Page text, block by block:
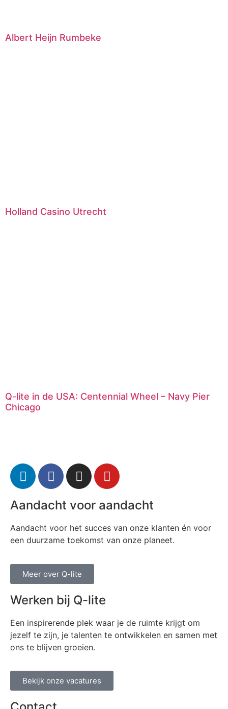
Albert Heijn Rumbeke
Holland Casino Utrecht
Q-lite in de USA: Centennial Wheel – Navy Pier
Chicago
Aandacht voor aandacht
Aandacht voor het succes van onze klanten én voor
een duurzame toekomst van onze planeet.
Meer over Q-lite
Werken bij Q-lite
Een inspirerende plek waar je de ruimte krijgt om
jezelf te zijn, je talenten te ontwikkelen en samen met
ons te blijven groeien.
Bekijk onze vacatures